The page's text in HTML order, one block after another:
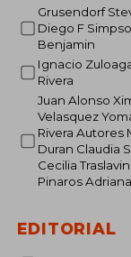
Grusendorf Steve Rivera
Diego F
Benjamin
Ignacio Zuloaga Diego
Rivera
Juan Alonso Ximena
Velasquez
Rivera Autores
Duran Claudia
Cecilia
Pinaros
EDITORIAL